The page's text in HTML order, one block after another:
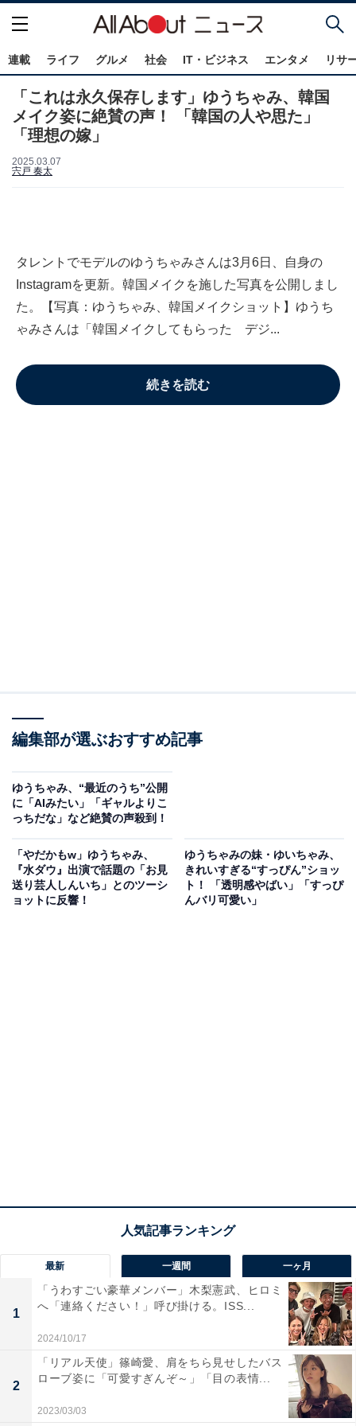
連載 ライフ グルメ 社会 IT・ビジネス エンタメ リサ
「これは永久保存します」ゆうちゃみ、韓国
メイク姿に絶賛の声！ 「韓国の人や思た」
「理想の嫁」
2025.03.07
宍戸 奏太
タレントでモデルのゆうちゃみさんは3月6日、自身の
Instagramを更新。韓国メイクを施した写真を公開しまし
た。【写真：ゆうちゃみ、韓国メイクショット】ゆうち
ゃみさんは「韓国メイクしてもらった デジ...
続きを読む
編集部が選ぶおすすめ記事
ゆうちゃみ、“最近のうち”公開
に「AIみたい」「ギャルよりこ
っちだな」など絶賛の声殺到！
「やだかもw」ゆうちゃみ、
『水ダウ』出演で話題の「お見
送り芸人しんいち」とのツーシ
ョットに反響！
ゆうちゃみの妹・ゆいちゃみ、
きれいすぎる“すっぴん”ショッ
ト！ 「透明感やばい」「すっぴ
んバリ可愛い」
最新 一週間 一ヶ月
1
「うわすごい豪華メンバー」木梨憲武、ヒロミ
へ「連絡ください！」呼び掛ける。ISS...
2024/10/17
2
「リアル天使」篠崎愛、肩をちら見せしたバス
ローブ姿に「可愛すぎんぞ～」「目の表情...
2023/03/03